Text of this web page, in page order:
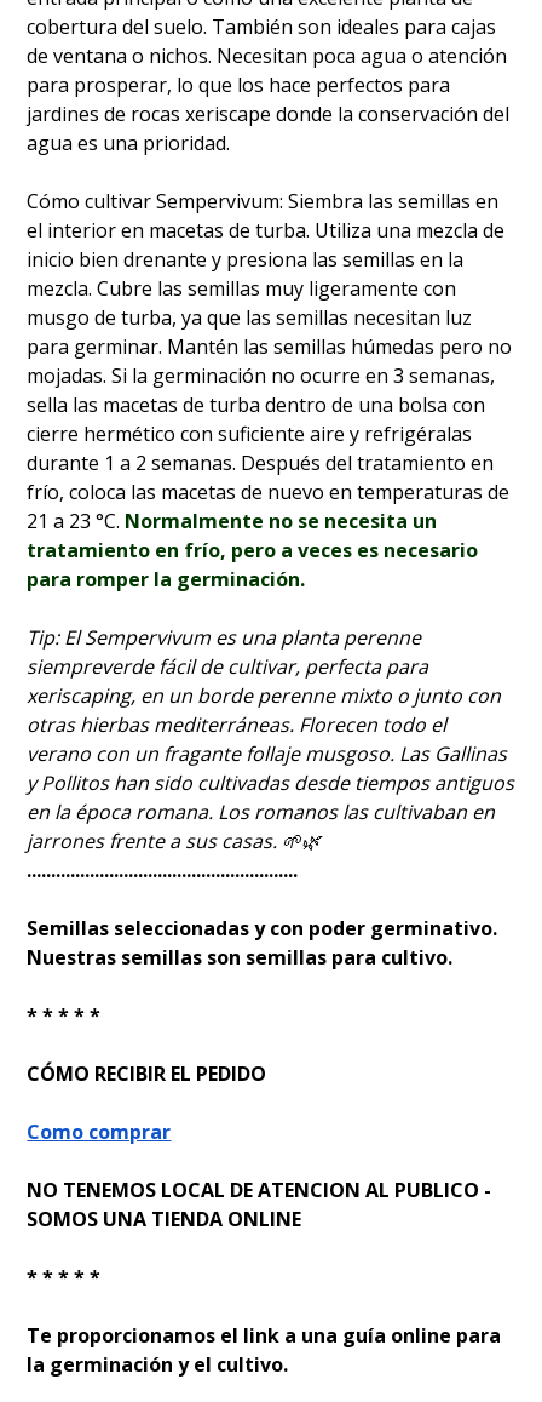
cobertura del suelo. También son ideales para cajas
de ventana o nichos. Necesitan poca agua o atención
para prosperar, lo que los hace perfectos para
jardines de rocas xeriscape donde la conservación del
agua es una prioridad.
Cómo cultivar Sempervivum: Siembra las semillas en
el interior en macetas de turba. Utiliza una mezcla de
inicio bien drenante y presiona las semillas en la
mezcla. Cubre las semillas muy ligeramente con
musgo de turba, ya que las semillas necesitan luz
para germinar. Mantén las semillas húmedas pero no
mojadas. Si la germinación no ocurre en 3 semanas,
sella las macetas de turba dentro de una bolsa con
cierre hermético con suficiente aire y refrigéralas
durante 1 a 2 semanas. Después del tratamiento en
frío, coloca las macetas de nuevo en temperaturas de
21 a 23 °C. Normalmente no se necesita un
tratamiento en frío, pero a veces es necesario
para romper la germinación.
Tip: El Sempervivum es una planta perenne
siempreverde fácil de cultivar, perfecta para
xeriscaping, en un borde perenne mixto o junto con
otras hierbas mediterráneas. Florecen todo el
verano con un fragante follaje musgoso. Las Gallinas
y Pollitos han sido cultivadas desde tiempos antiguos
en la época romana. Los romanos las cultivaban en
jarrones frente a sus casas. 🌱🌿
........................................................
Semillas seleccionadas y con poder germinativo.
Nuestras semillas son semillas para cultivo.
* * * * *
CÓMO RECIBIR EL PEDIDO
Como comprar
NO TENEMOS LOCAL DE ATENCION AL PUBLICO -
SOMOS UNA TIENDA ONLINE
* * * * *
Te proporcionamos el link a una guía online para
la germinación y el cultivo.